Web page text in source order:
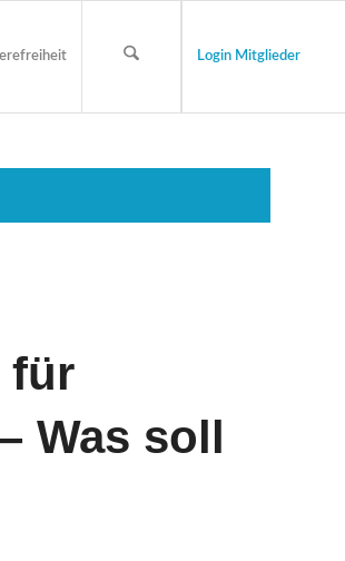
Login Mitglieder
für
Was soll